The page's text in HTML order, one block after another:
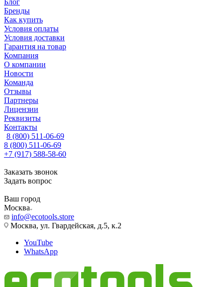
Блог
Бренды
Как купить
Условия оплаты
Условия доставки
Гарантия на товар
Компания
О компании
Новости
Команда
Отзывы
Партнеры
Лицензии
Реквизиты
Контакты
8 (800) 511-06-69
8 (800) 511-06-69
+7 (917) 588-58-60
Заказать звонок
Задать вопрос
Ваш город
Москва
info@ecotools.store
Москва, ул. Гвардейская, д.5, к.2
YouTube
WhatsApp